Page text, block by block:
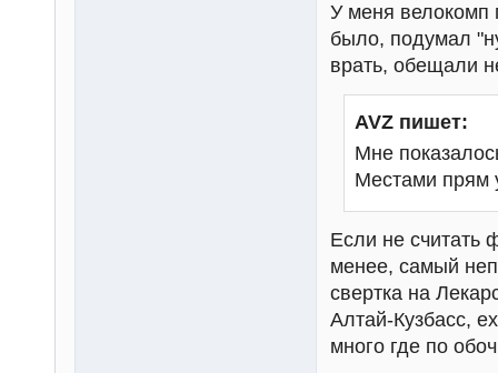
У меня велокомп
было, подумал
врать, обещали
AVZ пишет:
Мне
Местами прям
Если не считать
менее, самый
свертка на
Алтай-Кузбасс,
много где по